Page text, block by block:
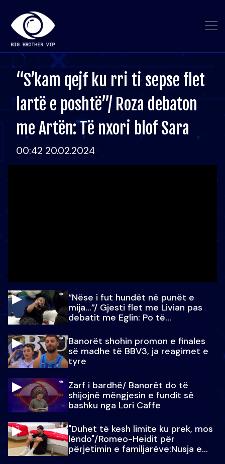
“S’kam qejf ku rri ti sepse flet
lartë e poshtë”/ Roza debaton
me Artën: Të nxori blof Sara
00:42 20.02.2024
“Nëse i fut hundët në punët e
mija…”/ Gjesti flet me Livian pas
debatit me Eglin: Po të
Banorët shohin promon e finales
së madhe të BBV3, ja reagimet e
tyre
Zarf i bardhë/ Banorët do të
shijojnë mëngjesin e fundit së
bashku nga Lori Caffe
"Duhet të kesh limite ku prek, mos
lëndo"/Romeo-Heidit për
përjetimin e familjarëve:Nusja e